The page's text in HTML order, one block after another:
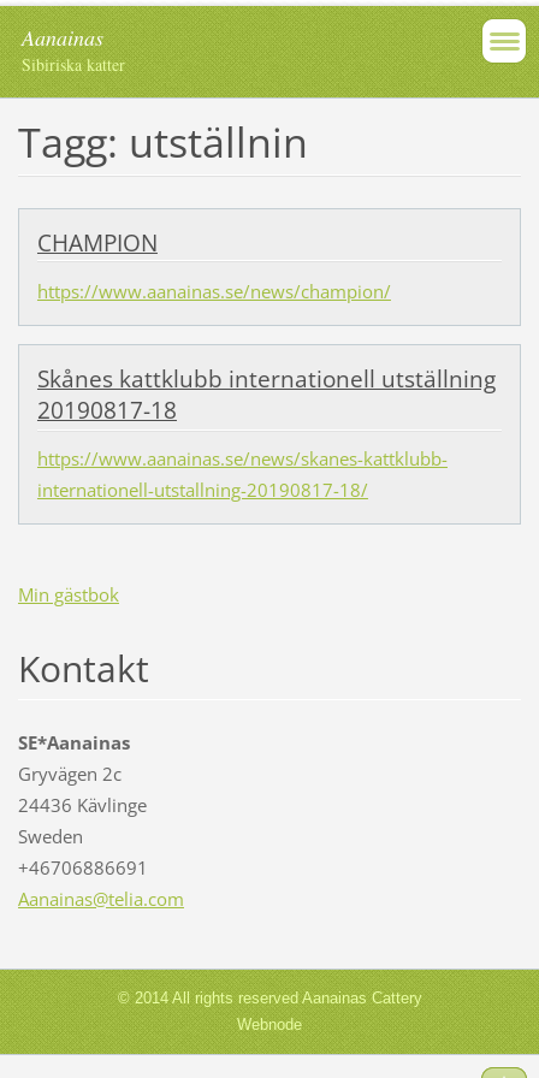
Aanainas
Sibiriska katter
Tagg: utställnin
CHAMPION
https://www.aanainas.se/news/champion/
Skånes kattklubb internationell utställning
20190817-18
https://www.aanainas.se/news/skanes-kattklubb-
internationell-utstallning-20190817-18/
Min gästbok
Kontakt
SE*Aanainas
Gryvägen 2c
24436 Kävlinge
Sweden
+46706886691
Aanainas@telia.com
© 2014 All rights reserved Aanainas Cattery
Webnode